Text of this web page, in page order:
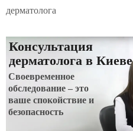
дерматолога
Консультация
дерматолога в Киеве
Своевременное
обследование – это
ваше спокойствие и
безопасность